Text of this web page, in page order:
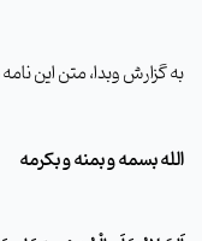
به گزارش وبدا، متن این
الله بسمه و بمنه و بکرمه